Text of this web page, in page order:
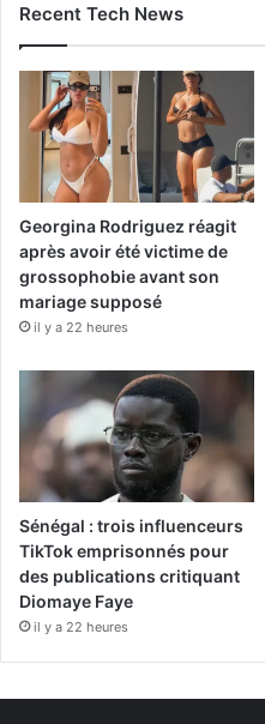
Recent Tech News
Georgina Rodriguez réagit
après avoir été victime de
grossophobie avant son
mariage supposé
il y a 22 heures
Sénégal : trois influenceurs
TikTok emprisonnés pour
des publications critiquant
Diomaye Faye
il y a 22 heures